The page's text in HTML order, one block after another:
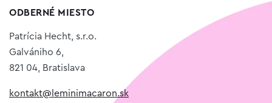
ODBERNÉ MIESTO
Patrícia Hecht, s.r.o.
Galvániho 6,
821 04, Bratislava
kontakt@leminimacaron.sk